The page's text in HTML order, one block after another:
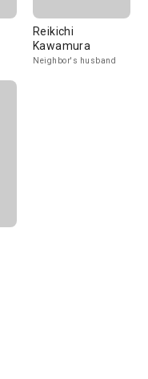
Reikichi
Kawamura
Neighbor's husband